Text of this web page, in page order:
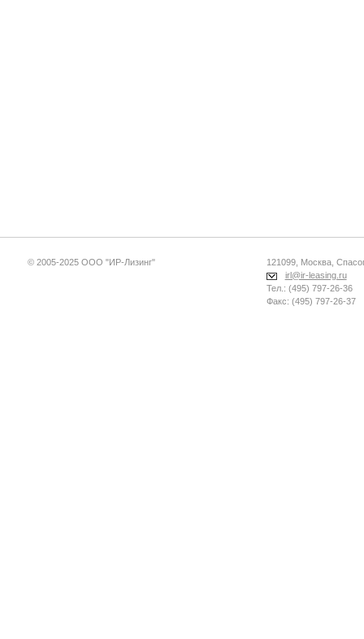
© 2005-2025 ООО "ИР-Лизинг"
121099, Москва,
irl@ir-leasing.ru
Тел.: (495) 797-26-36
Факс: (495) 797-26-37